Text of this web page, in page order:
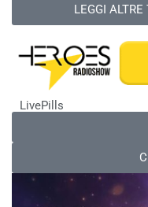
LEGGI
LivePills